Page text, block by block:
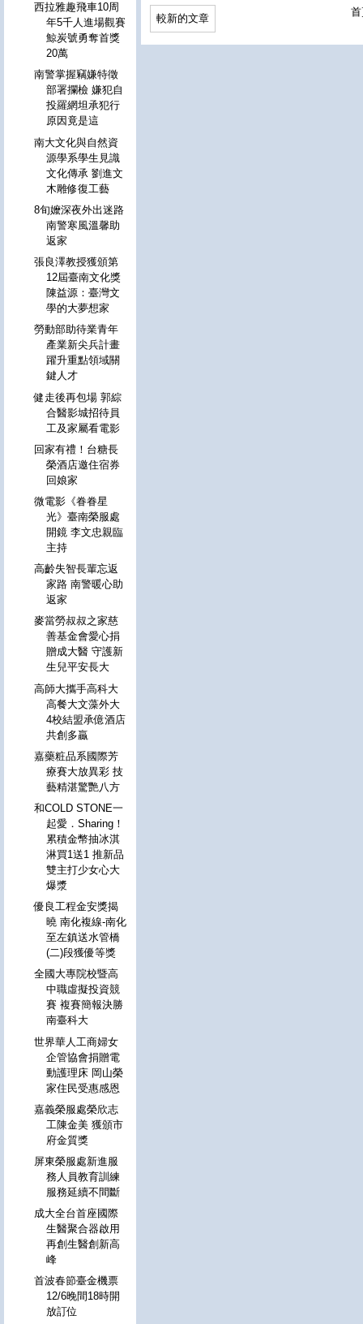
較新的文章
西拉雅趣飛車10周
年5千人進場觀賽
鯨炭號勇奪首獎
20萬
南警掌握竊嫌特徵
部署攔檢 嫌犯自
投羅網坦承犯行
原因竟是這
南大文化與自然資
源學系學生見識
文化傳承 劉進文
木雕修復工藝
8旬嬤深夜外出迷路
南警寒風溫馨助
返家
張良澤教授獲頒第
12屆臺南文化獎
陳益源：臺灣文
學的大夢想家
勞動部助待業青年
產業新尖兵計畫
躍升重點領域關
鍵人才
健走後再包場 郭綜
合醫影城招待員
工及家屬看電影
回家有禮！台糖長
榮酒店邀住宿券
回娘家
微電影《眷眷星
光》臺南榮服處
開鏡 李文忠親臨
主持
高齡失智長輩忘返
家路 南警暖心助
返家
麥當勞叔叔之家慈
善基金會愛心捐
贈成大醫 守護新
生兒平安長大
高師大攜手高科大
高餐大文藻外大
4校結盟承億酒店
共創多贏
嘉藥粧品系國際芳
療賽大放異彩 技
藝精湛驚艷八方
和COLD STONE一
起愛．Sharing！
累積金幣抽冰淇
淋買1送1 推新品
雙主打少女心大
爆漿
優良工程金安獎揭
曉 南化複線-南化
至左鎮送水管橋
(二)段獲優等獎
全國大專院校暨高
中職虛擬投資競
賽 複賽簡報決勝
南臺科大
世界華人工商婦女
企管協會捐贈電
動護理床 岡山榮
家住民受惠感恩
嘉義榮服處榮欣志
工陳金美 獲頒市
府金質獎
屏東榮服處新進服
務人員教育訓練
服務延續不間斷
成大全台首座國際
生醫聚合器啟用
再創生醫創新高
峰
首波春節臺金機票
12/6晚間18時開
放訂位